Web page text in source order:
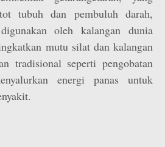
tubuh dan pembuluh darah,
oleh kalangan dunia
mutu silat dan kalangan
tradisional seperti pengobatan
energi panas untuk